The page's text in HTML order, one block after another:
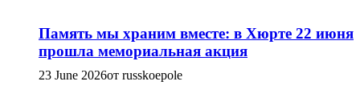
Память мы храним вместе: в Хюрте 22 июня
прошла мемориальная акция
23 June 2026от russkoepole